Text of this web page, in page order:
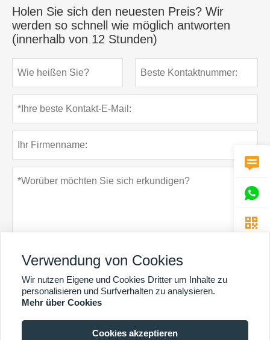
Holen Sie sich den neuesten Preis? Wir
werden so schnell wie möglich antworten
(innerhalb von 12 Stunden)
einreichen Datenschutz-Bestimmungen
MEHR DIENSTLEISTUNGEN



Verwendung von Cookies
Wir nutzen Eigene und Cookies Dritter um Inhalte zu
personalisieren und Surfverhalten zu analysieren.
Mehr über Cookies
Cookies akzeptieren